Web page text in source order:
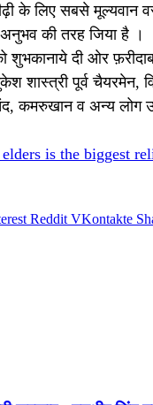
के लिए सबसे मूल्यवान
की तरह जिया है ।
शुभकानाये दी ओर
शास्त्री पूर्व चैयरमेन,
कमरुखान व अन्य लोग
elders is the biggest
Reddit VKontakte